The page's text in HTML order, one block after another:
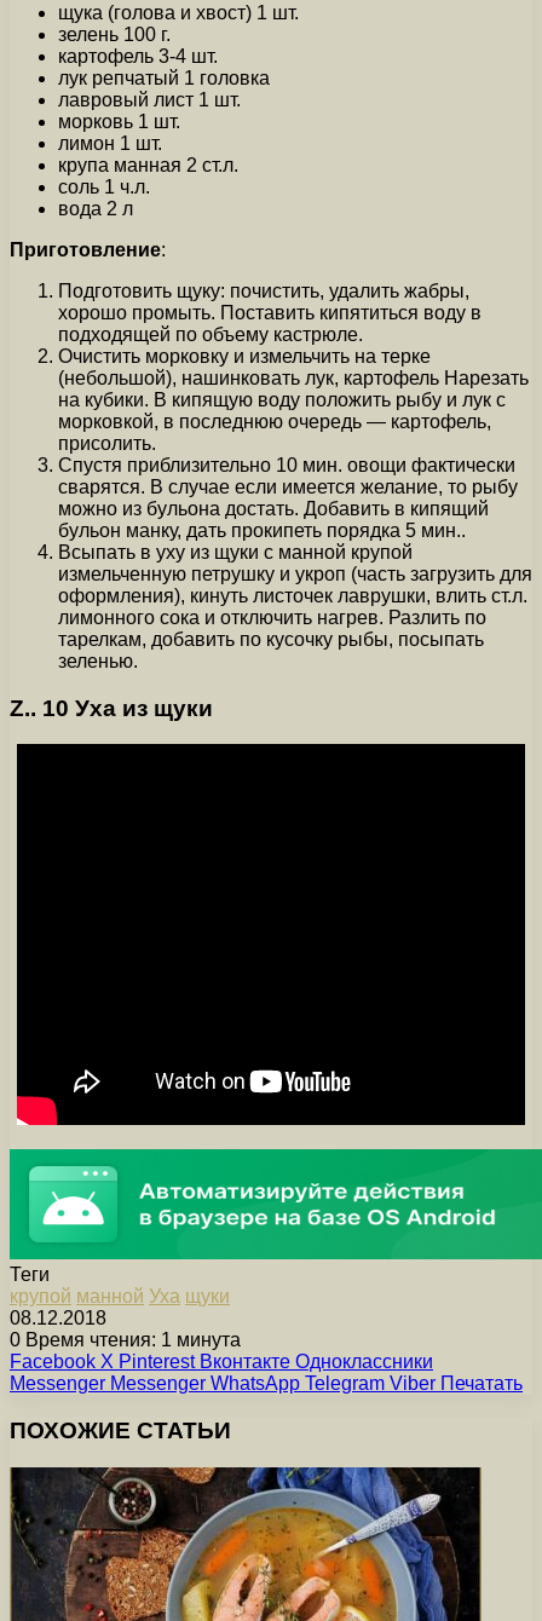
щука (голова и хвост) 1 шт.
зелень 100 г.
картофель 3-4 шт.
лук репчатый 1 головка
лавровый лист 1 шт.
морковь 1 шт.
лимон 1 шт.
крупа манная 2 ст.л.
соль 1 ч.л.
вода 2 л
Приготовление:
Подготовить щуку: почистить, удалить жабры,
хорошо промыть. Поставить кипятиться воду в
подходящей по объему кастрюле.
Очистить морковку и измельчить на терке
(небольшой), нашинковать лук, картофель Нарезать
на кубики. В кипящую воду положить рыбу и лук с
морковкой, в последнюю очередь — картофель,
присолить.
Спустя приблизительно 10 мин. овощи фактически
сварятся. В случае если имеется желание, то рыбу
можно из бульона достать. Добавить в кипящий
бульон манку, дать прокипеть порядка 5 мин..
Всыпать в уху из щуки с манной крупой
измельченную петрушку и укроп (часть загрузить для
оформления), кинуть листочек лаврушки, влить ст.л.
лимонного сока и отключить нагрев. Разлить по
тарелкам, добавить по кусочку рыбы, посыпать
зеленью.
Z.. 10 Уха из щуки
Теги
крупой манной Уха щуки
08.12.2018
0 Время чтения: 1 минута
Facebook X Pinterest Вконтакте Одноклассники
Messenger Messenger WhatsApp Telegram Viber Печатать
ПОХОЖИЕ СТАТЬИ